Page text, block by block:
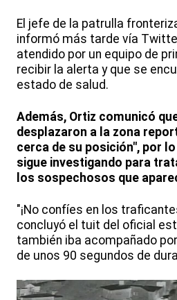
El jefe de la patrulla
informó más tarde vía
atendido por un equipo de
recibir la alerta y que se
estado de salud.
Además, Ortiz comunicó
desplazaron a la zona
cerca de su posición", por
sigue investigando para
los sospechosos que
"¡No confíes en los
concluyó el tuit del oficial
también iba acompañado
de unos 90 segundos de